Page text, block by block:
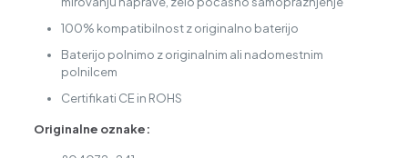
100% kompatibilnost z originalno baterijo
Baterijo polnimo z originalnim ali nadomestnim
polnilcem
Certifikati CE in ROHS
Originalne oznake: